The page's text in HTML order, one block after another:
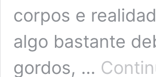
corpos e
algo bastante
gordos, …